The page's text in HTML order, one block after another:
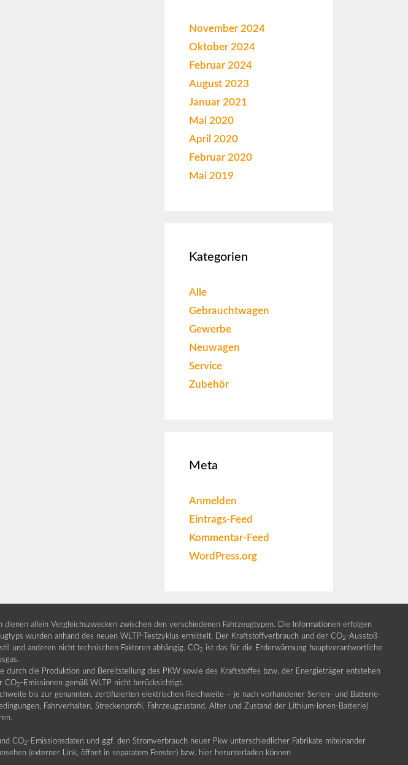
November 2024
Oktober 2024
Februar 2024
August 2023
Januar 2021
Mai 2020
April 2020
Februar 2020
Mai 2019
Kategorien
Alle
Gebrauchtwagen
Gewerbe
Neuwagen
Service
Zubehör
Meta
Anmelden
Eintrags-Feed
Kommentar-Feed
WordPress.org
allein Vergleichszwecken zwischen den verschiedenen Fahrzeugtypen. Die Informationen erfolgen
wurden anhand des neuen WLTP-Testzyklus ermittelt. Der Kraftstoffverbrauch und der CO2 -Ausstoß
und anderen nicht technischen Faktoren abhängig. CO2 ist das für die Erderwärmung hauptverantwortliche
durch die Produktion und Bereitstellung des PKW sowie des Kraftstoffes bzw. der Energieträger entstehen
CO2 -Emissionen gemäß WLTP nicht berücksichtigt.
bis zur genannten, zertifizierten elektrischen Reichweite – je nach vorhandener Serien- und Batterie-
Fahrverhalten, Streckenprofil, Fahrzeugzustand, Alter und Zustand der Lithium-Ionen-Batterie)
CO2 -Emissionsdaten und ggf. den Stromverbrauch neuer Pkw unterschiedlicher Fabrikate miteinander
(externer Link, öffnet in separatem Fenster) bzw. hier herunterladen können